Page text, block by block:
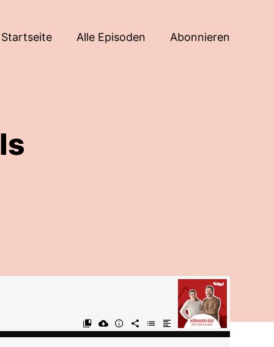
Startseite Alle Episoden Abonnieren